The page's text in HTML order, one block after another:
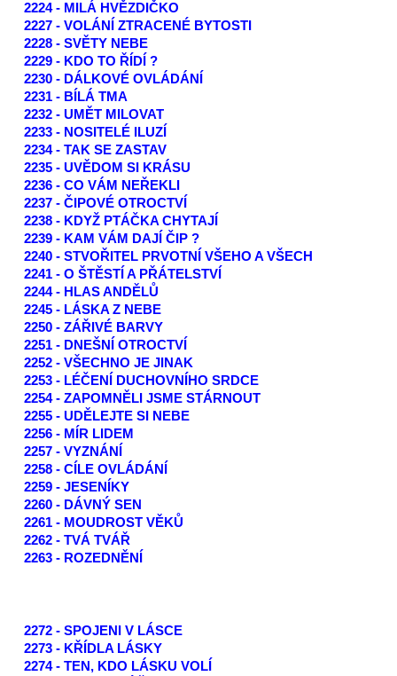
2224 - MILÁ HVĚZDIČKO
2227 - VOLÁNÍ ZTRACENÉ BYTOSTI
2228 - SVĚTY NEBE
2229 - KDO TO ŘÍDÍ ?
2230 - DÁLKOVÉ OVLÁDÁNÍ
2231 - BÍLÁ TMA
2232 - UMĚT MILOVAT
2233 - NOSITELÉ ILUZÍ
2234 - TAK SE ZASTAV
2235 - UVĚDOM SI KRÁSU
2236 - CO VÁM NEŘEKLI
2237 - ČIPOVÉ OTROCTVÍ
2238 - KDYŽ PTÁČKA CHYTAJÍ
2239 - KAM VÁM DAJÍ ČIP ?
2240 - STVOŘITEL PRVOTNÍ VŠEHO A VŠECH
2241 - O ŠTĚSTÍ A PŘÁTELSTVÍ
2244 - HLAS ANDĚLŮ
2245 - LÁSKA Z NEBE
2250 - ZÁŘIVÉ BARVY
2251 - DNEŠNÍ OTROCTVÍ
2252 - VŠECHNO JE JINAK
2253 - LÉČENÍ DUCHOVNÍHO SRDCE
2254 - ZAPOMNĚLI JSME STÁRNOUT
2255 - UDĚLEJTE SI NEBE
2256 - MÍR LIDEM
2257 - VYZNÁNÍ
2258 - CÍLE OVLÁDÁNÍ
2259 - JESENÍKY
2260 - DÁVNÝ SEN
2261 - MOUDROST VĚKŮ
2262 - TVÁ TVÁŘ
2263 - ROZEDNĚNÍ
2272 - SPOJENI V LÁSCE
2273 - KŘÍDLA LÁSKY
2274 - TEN, KDO LÁSKU VOLÍ